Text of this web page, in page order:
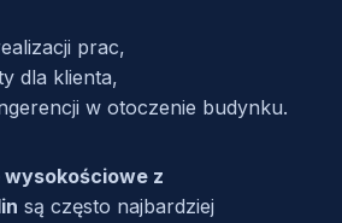
prac,
dla klienta,
w otoczenie budynku.
wysokościowe z
są często najbardziej